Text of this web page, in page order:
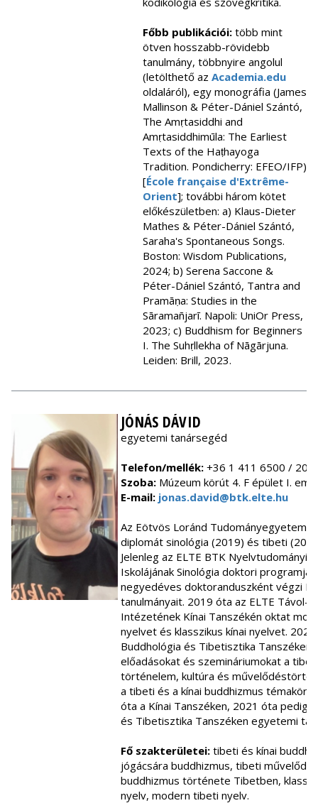
Főbb publikációi: több mint
ötven hosszabb-rövidebb
tanulmány, többnyire angolul
(letölthető az Academia.edu
oldaláról), egy monográfia (James
Mallinson & Péter-Dániel Szántó,
The Amṛtasiddhi and
Amṛtasiddhimūla: The Earliest
Texts of the Haṭhayoga
Tradition. Pondicherry: EFEO/IFP)
[École française d'Extrême-
Orient]; további három kötet
előkészületben: a) Klaus-Dieter
Mathes & Péter-Dániel Szántó,
Saraha's Spontaneous Songs.
Boston: Wisdom Publications,
2024; b) Serena Saccone &
Péter-Dániel Szántó, Tantra and
Pramāṇa: Studies in the
Sāramañjarī. Napoli: UniOr Press,
2023; c) Buddhism for Beginners
I. The Suhṛllekha of Nāgārjuna.
Leiden: Brill, 2023.
JÓNÁS DÁVID
egyetemi tanársegéd
Telefon/mellék: +36 1 411 6500 /
Szoba: Múzeum körút 4. F épület I. em.
E-mail: jonas.david@btk.elte.hu
Az Eötvös Loránd
diplomát sinológia (2019) és tibeti
Jelenleg az ELTE BTK Nyelvtudományi
Iskolájának Sinológia doktori programján
negyedéves doktoranduszként végzi
tanulmányait. 2019 óta az ELTE Távol-
Intézetének Kínai Tanszékén oktat
nyelvet és klasszikus kínai nyelvet.
Buddhológia és Tibetisztika Tanszéken
előadásokat és szemináriumokat a tibeti
történelem, kultúra és
a tibeti és a kínai buddhizmus
óta a Kínai Tanszéken, 2021 óta pedig
és Tibetisztika Tanszéken egyetemi
Fő szakterületei: tibeti és kínai
jógácsára buddhizmus, tibeti
buddhizmus története Tibetben,
nyelv, modern tibeti nyelv.